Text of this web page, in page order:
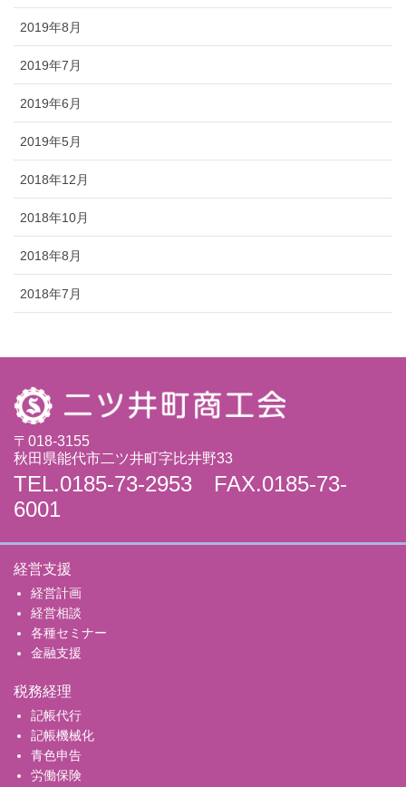
2019年8月
2019年7月
2019年6月
2019年5月
2018年12月
2018年10月
2018年8月
2018年7月
〒018-3155
秋田県能代市二ツ井町字比井野33
TEL.0185-73-2953 FAX.0185-73-
6001
経営支援
経営計画
経営相談
各種セミナー
金融支援
税務経理
記帳代行
記帳機械化
青色申告
労働保険